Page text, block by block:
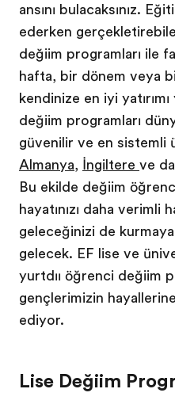
şansını bulacaksınız.
ederken
değişim programları ile
hafta, bir dönem veya
kendinize en iyi yatırımı
değişim programları
güvenilir ve en sistemli
Almanya, İngiltere ve
Bu şekilde değişim
hayatınızı daha verimli
geleceğinizi de kurmaya
gelecek. EF lise ve
yurtdışı öğrenci değişim
gençlerimizin hayallerine
ediyor.
Lise Değişim